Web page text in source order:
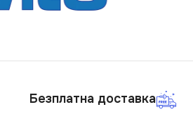
Безплатна доставка